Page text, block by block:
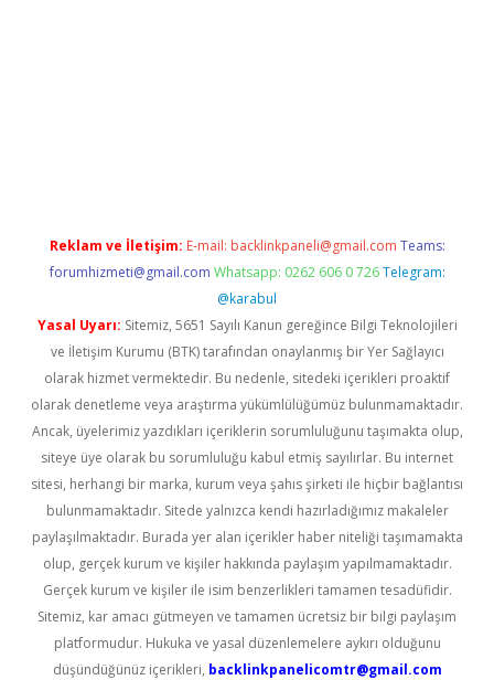
Reklam ve İletişim: E-mail: backlinkpaneli@gmail.com Teams:
forumhizmeti@gmail.com Whatsapp: 0262 606 0 726 Telegram:
@karabul
Yasal Uyarı: Sitemiz, 5651 Sayılı Kanun gereğince Bilgi Teknolojileri
ve İletişim Kurumu (BTK) tarafından onaylanmış bir Yer Sağlayıcı
olarak hizmet vermektedir. Bu nedenle, sitedeki içerikleri proaktif
olarak denetleme veya araştırma yükümlülüğümüz bulunmamaktadır.
Ancak, üyelerimiz yazdıkları içeriklerin sorumluluğunu taşımakta olup,
siteye üye olarak bu sorumluluğu kabul etmiş sayılırlar. Bu internet
sitesi, herhangi bir marka, kurum veya şahıs şirketi ile hiçbir bağlantısı
bulunmamaktadır. Sitede yalnızca kendi hazırladığımız makaleler
paylaşılmaktadır. Burada yer alan içerikler haber niteliği taşımamakta
olup, gerçek kurum ve kişiler hakkında paylaşım yapılmamaktadır.
Gerçek kurum ve kişiler ile isim benzerlikleri tamamen tesadüfidir.
Sitemiz, kar amacı gütmeyen ve tamamen ücretsiz bir bilgi paylaşım
platformudur. Hukuka ve yasal düzenlemelere aykırı olduğunu
düşündüğünüz içerikleri, backlinkpanelicomtr@gmail.com